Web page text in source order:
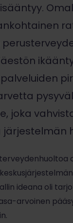
joka
ideana oli
arvoinen